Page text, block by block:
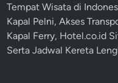
TempatWisata di
Kapal Pelni, Akses
Kapal Ferry, Hotel.co.id
Serta Jadwal Kereta